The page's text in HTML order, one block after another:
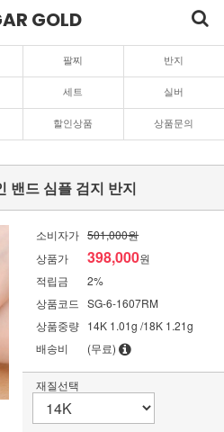
GOLD
팔찌 반지
세트 실버
할인상품 상품문의
밴드 심플 검지 반지
소비자가 501,000원
상품가
398,000원
적립금
2%
상품코드
SG-6-1607RM
상품중량 14K 1.01g /18K 1.21g
배송비
(무료)
재질선택